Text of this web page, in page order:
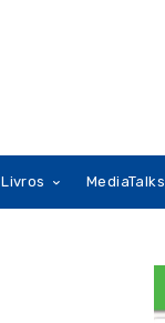
Livros MediaTalks